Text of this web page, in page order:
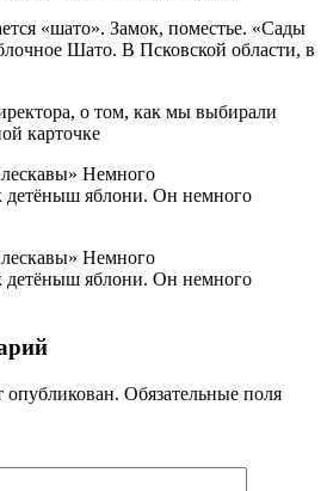
«шато». Замок, поместье. «Сады
Шато. В Псковской области, в
о том, как мы выбирали
карточке
опубликован. Обязательные поля